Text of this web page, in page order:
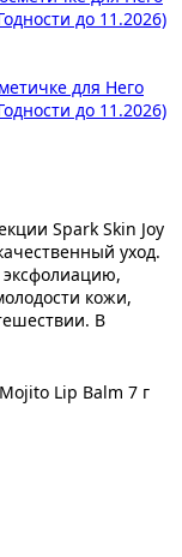
для Него
до 11.2026)
Spark Skin Joy
уход.
кожи,
В
Lip Balm 7 г